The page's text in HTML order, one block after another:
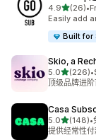
4.9星（满分
(26)
总共 26 条评
•
Easily add
Built for
Skio, a
5.0星（满分
(226)
总共 226 条•
顶级品牌进
Casa
5.0星（满分
(148)
总共 148 条•
提供经常性